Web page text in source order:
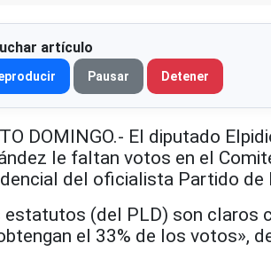
artículo
Pausar Detener
DOMINGO.- El diputado
le faltan votos en el
del oficialista Partido de
estatutos (del PLD) son claros
el 33% de los votos»,